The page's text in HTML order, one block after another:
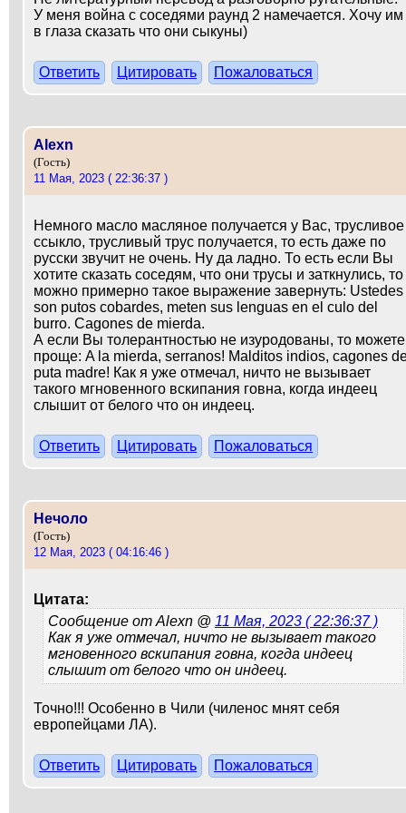
У меня война с соседями раунд 2 намечается. Хочу им
в глаза сказать что они сыкуны)
Ответить Цитировать Пожаловаться
Alexn
(Гость)
11 Мая, 2023 ( 22:36:37 )
Немного масло масляное получается у Вас, трусливое
ссыкло, трусливый трус получается, то есть даже по
русски звучит не очень. Ну да ладно. То есть если Вы
хотите сказать соседям, что они трусы и заткнулись, то
можно примерно такое выражение завернуть: Ustedes
son putos cobardes, meten sus lenguas en el culo del
burro. Cagones de mierda.
А если Вы толерантностью не изуродованы, то можете
проще: A la mierda, serranos! Malditos indios, cagones
puta madre! Как я уже отмечал, ничто не вызывает
такого мгновенного вскипания говна, когда индеец
слышит от белого что он индеец.
Ответить Цитировать Пожаловаться
Нечоло
(Гость)
12 Мая, 2023 ( 04:16:46 )
Цитата:
Сообщение от Alexn @ 11 Мая, 2023 ( 22:36:37 )
Как я уже отмечал, ничто не вызывает такого
мгновенного вскипания говна, когда индеец
слышит от белого что он индеец.
Точно!!! Особенно в Чили (чиленос мнят себя
европейцами ЛА).
Ответить Цитировать Пожаловаться